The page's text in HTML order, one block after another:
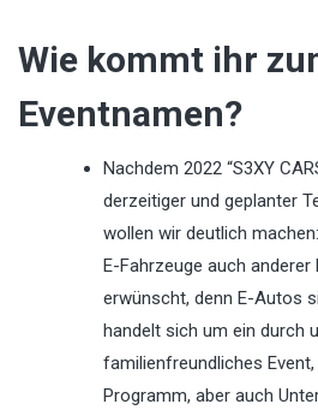
Wie kommt ihr
Eventnamen?
Nachdem 2022 “S3XY
derzeitiger und geplanter
wollen wir deutlich
E-Fahrzeuge auch
erwünscht, denn E-Autos
handelt sich um ein durch
familienfreundliches
Programm, aber auch